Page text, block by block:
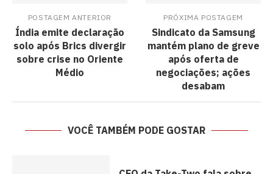
POSTAGEM ANTERIOR
Índia emite declaração
solo após Brics divergir
sobre crise no Oriente
Médio
PRÓXIMA POSTAGEM
Sindicato da Samsung
mantém plano de greve
após oferta de
negociações; ações
desabam
VOCÊ TAMBÉM PODE GOSTAR